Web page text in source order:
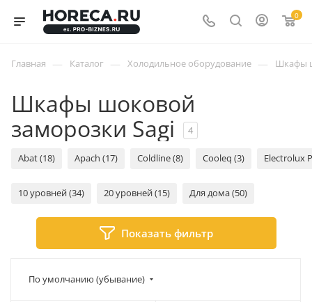
0
Главная — Каталог — Холодильное оборудование — Шкафы
Шкафы шоковой
заморозки Sagi
4
Abat (18) Apach (17) Coldline (8) Cooleq (3) Electrolux
10 уровней (34) 20 уровней (15) Для дома (50)
Показать фильтр
По умолчанию (убывание)